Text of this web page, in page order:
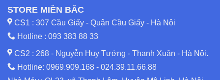
STORE MIỀN BẮC
CS1 : 307 Cầu Giấy - Quận Cầu Giấy - Hà Nội
Hotline : 093 383 88 33
CS2 : 268 - Nguyễn Huy Tưởng - Thanh Xuân - Hà Nội.
Hotline: 0969.909.168 - 024.39.11.66.88